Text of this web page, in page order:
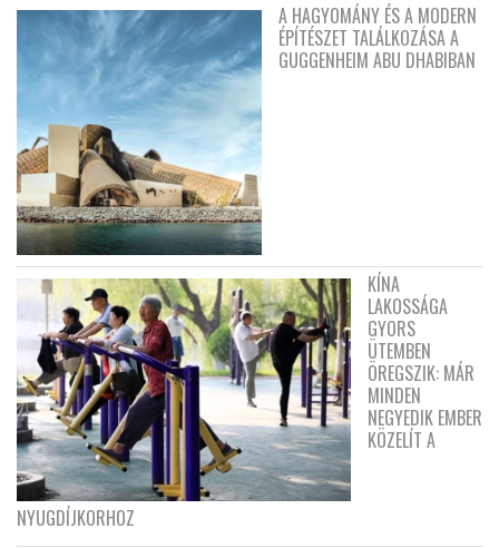
A HAGYOMÁNY ÉS A MODERN
ÉPÍTÉSZET TALÁLKOZÁSA A
GUGGENHEIM ABU DHABIBAN
KÍNA
LAKOSSÁGA
GYORS
ÜTEMBEN
ÖREGSZIK: MÁR
MINDEN
NEGYEDIK EMBER
KÖZELÍT A
NYUGDÍJKORHOZ